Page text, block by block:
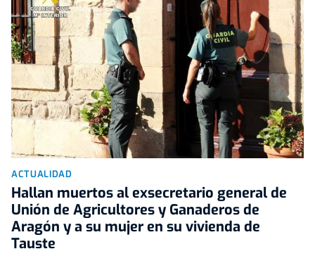
ACTUALIDAD
Hallan muertos al exsecretario general de
Unión de Agricultores y Ganaderos de
Aragón y a su mujer en su vivienda de
Tauste